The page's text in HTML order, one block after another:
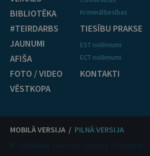
BIBLIOTĒKA
#TEIRDARBS
JAUNUMI
AFIŠA
FOTO / VIDEO
VĒSTKOPA
Krimināltiesības
TIESĪBU PRAKSE
EST nolēmumi
ECT nolēmumi
KONTAKTI
MOBILĀ VERSIJA / PILNĀ VERSIJA
© Oficiālais izdevējs Latvijas Vēstnesis